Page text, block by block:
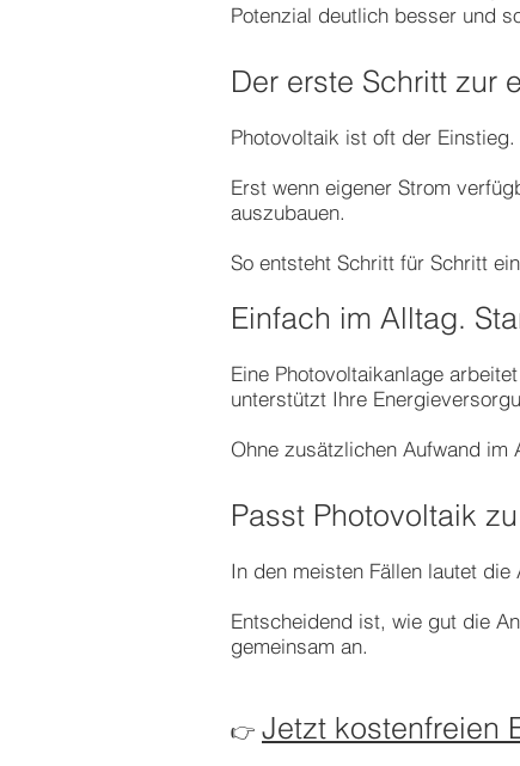
Potenzial deutlich besser und
Der erste Schritt zur
Photovoltaik ist oft der Einstieg.
Erst wenn eigener Strom
auszubauen.
So entsteht Schritt für Schritt
Einfach im Alltag.
Eine Photovoltaikanlage
unterstützt Ihre
Ohne zusätzlichen Aufwand im
Passt Photovoltaik
In den meisten Fällen lautet die
Entscheidend ist, wie gut die
gemeinsam an.
👉 Jetzt kostenfreien